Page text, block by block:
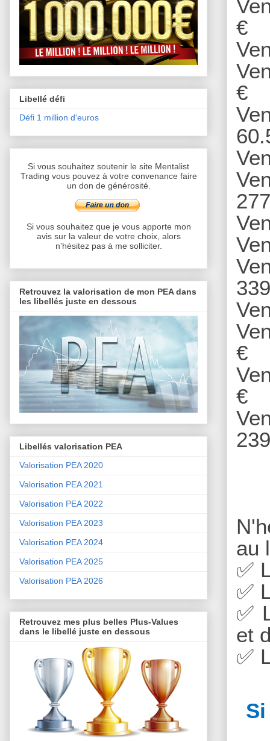
€
€
€
€
au
✅
✅
✅
et
✅
Libellé défi
Défi 1 million d'euros
Si vous souhaitez soutenir le site Mentalist
Trading vous pouvez à votre convenance faire
un don de générosité.
Si vous souhaitez que je vous apporte mon
avis sur la valeur de votre choix, alors
n’hésitez pas à me solliciter.
Retrouvez la valorisation de mon PEA dans
les libellés juste en dessous
Libellés valorisation PEA
Valorisation PEA 2020
Valorisation PEA 2021
Valorisation PEA 2022
Valorisation PEA 2023
Valorisation PEA 2024
Valorisation PEA 2025
Valorisation PEA 2026
Retrouvez mes plus belles Plus-Values
dans le libellé juste en dessous